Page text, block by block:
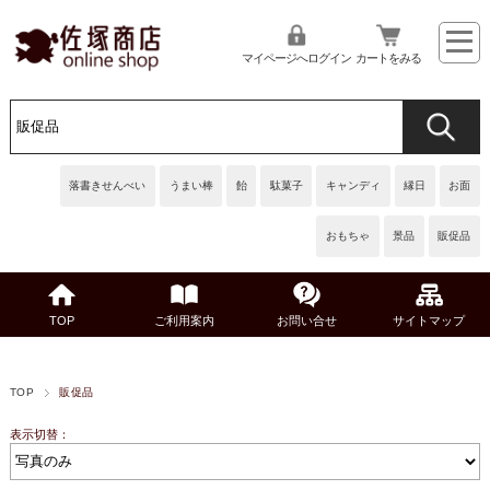
落書きせんべい うまい棒 飴 駄菓子 キャンディ 縁日 お面
おもちゃ 景品 販促品
マイページへログイン カートをみる
TOP ご利用案内 お問い合せ サイトマップ
TOP 販促品
表示切替：